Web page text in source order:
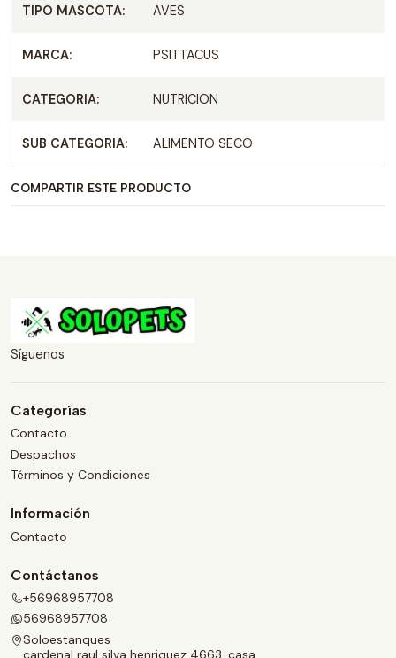
TIPO MASCOTA: AVES
MARCA: PSITTACUS
CATEGORIA: NUTRICION
SUB CATEGORIA: ALIMENTO SECO
COMPARTIR ESTE PRODUCTO
Síguenos
Categorías
Contacto
Despachos
Términos y Condiciones
Información
Contacto
Contáctanos
+56968957708
56968957708
Soloestanques
cardenal raul silva henriquez 4663, casa